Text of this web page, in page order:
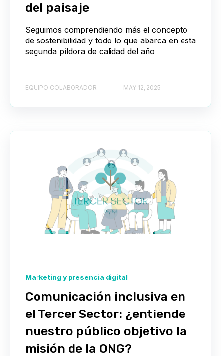
del paisaje
Seguimos comprendiendo más el concepto
de sostenibilidad y todo lo que abarca en esta
segunda píldora de calidad del año
EQUIPO COLABORADOR MAY 12, 2025
Marketing y presencia digital
Comunicación inclusiva en
el Tercer Sector: ¿entiende
nuestro público objetivo la
misión de la ONG?